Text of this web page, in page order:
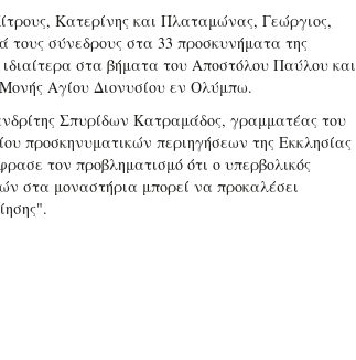
Κατερίνης και Πλαταμώνας, Γεώργιος,
τους σύνεδρους στα 33 προσκυνήματα της
στα βήματα του Αποστόλου Παύλου και
Αγίου Διονυσίου εν Ολύμπω.
Σπυρίδων Κατραμάδος, γραμματέας του
προσκηνυματικών περιηγήσεων της Εκκλησίας
τον προβληματισμό ότι ο υπερβολικός
στα μοναστήρια μπορεί να προκαλέσει